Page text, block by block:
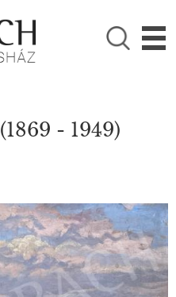

(1869 - 1949)